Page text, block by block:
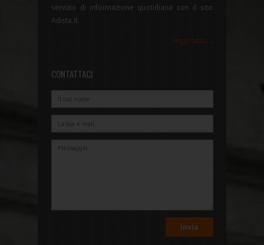
servizio di informazione quotidiana con il sito
Adista.it.
leggi tutto...
CONTATTACI